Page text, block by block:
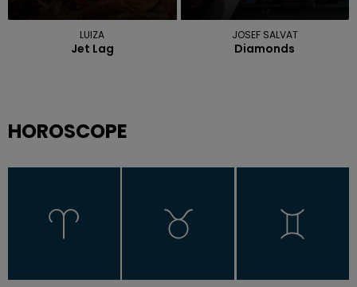
LUIZA
Jet Lag
JOSEF SALVAT
Diamonds
HOROSCOPE